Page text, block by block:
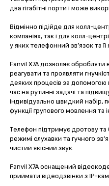
два гігабітні порти і може
Відмінно підійде для колл-
компаніях, так і для колл-
у яких телефонний зв’язок та її
Fanvil X7A дозволяє обробляти
реагувати та проявляти
деяких процесів за допомогою
час на рутинні задачі та
індивідуально швидкий набір,
функції групового мовлення та
Телефон підтримує дротову та
режимі слухавки та гучного
чистий якісний звук.
Fanvil X7A оснащений
приймати відеодзвінки з IP-